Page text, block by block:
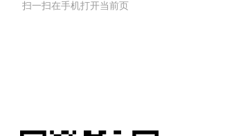
扫一扫在手机打开当前页